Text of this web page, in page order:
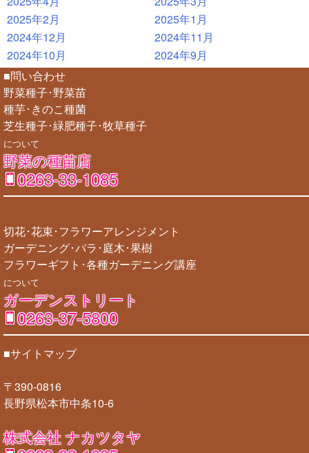
2025年2月
2025年1月
2024年12月
2024年11月
2024年10月
2024年9月
■問い合わせ
野菜種子･野菜苗
種芋･きのこ種菌
芝生種子･緑肥種子･牧草種子
について
野菜の種苗店
0263-33-1085
切花･花束･フラワーアレンジメント
ガーデニング･バラ･庭木･果樹
フラワーギフト･各種ガーデニング講座
について
ガーデンストリート
0263-37-5800
■サイトマップ
〒390-0816
長野県松本市中条10-6
株式会社 ナカツタヤ